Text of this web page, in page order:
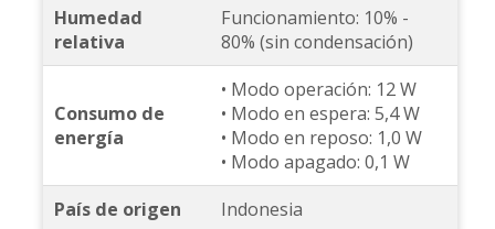
Humedad
relativa
Funcionamiento: 10% -
80% (sin condensación)
Consumo de
energía
• Modo operación: 12 W
• Modo en espera: 5,4 W
• Modo en reposo: 1,0 W
• Modo apagado: 0,1 W
País de origen
Indonesia